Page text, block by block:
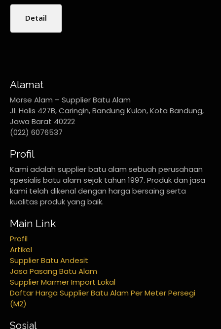
Detail
Alamat
Morse Alam – Supplier Batu Alam
Jl. Holis 427B, Caringin, Bandung Kulon, Kota Bandung,
Jawa Barat 40222
(022) 6076537
Profil
Kami adalah supplier batu alam sebuah perusahaan
spesialis batu alam sejak tahun 1997. Produk dan jasa
kami telah dikenal dengan harga bersaing serta
kualitas produk yang baik.
Main Link
Profil
Artikel
Supplier Batu Andesit
Jasa Pasang Batu Alam
Supplier Marmer Import Lokal
Daftar Harga Supplier Batu Alam Per Meter Persegi
(M2)
Sosial